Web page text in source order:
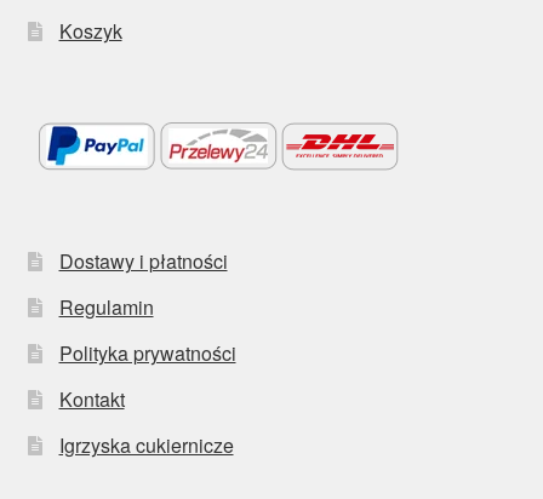
Koszyk
Dostawy i płatności
Regulamin
Polityka prywatności
Kontakt
Igrzyska cukiernicze